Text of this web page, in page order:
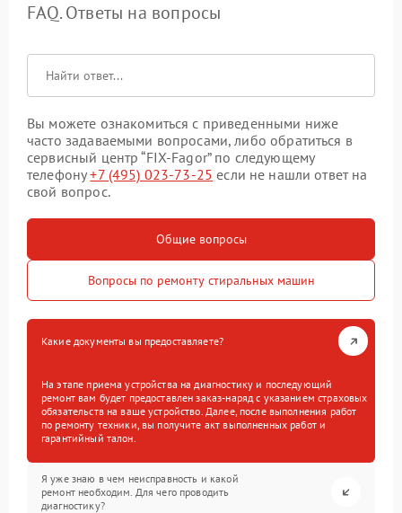
FAQ. Ответы на вопросы
Вы можете ознакомиться с приведенными ниже
часто задаваемыми вопросами, либо обратиться в
сервисный центр “FIX-Fagor” по следующему
телефону+7 (495) 023-73-25 если не нашли ответ на
свой вопрос.
Общие вопросы
Вопросы по ремонту стиральных машин
Какие документы вы предоставляете?
На этапе приема устройства на диагностику и последующий
ремонт вам будет предоставлен заказ-наряд с указанием страховых
обязательств на ваше устройство. Далее, после выполнения работ
по ремонту техники, вы получите акт выполненных работ и
гарантийный талон.
Я уже знаю в чем неисправность и какой
ремонт необходим. Для чего проводить
диагностику?